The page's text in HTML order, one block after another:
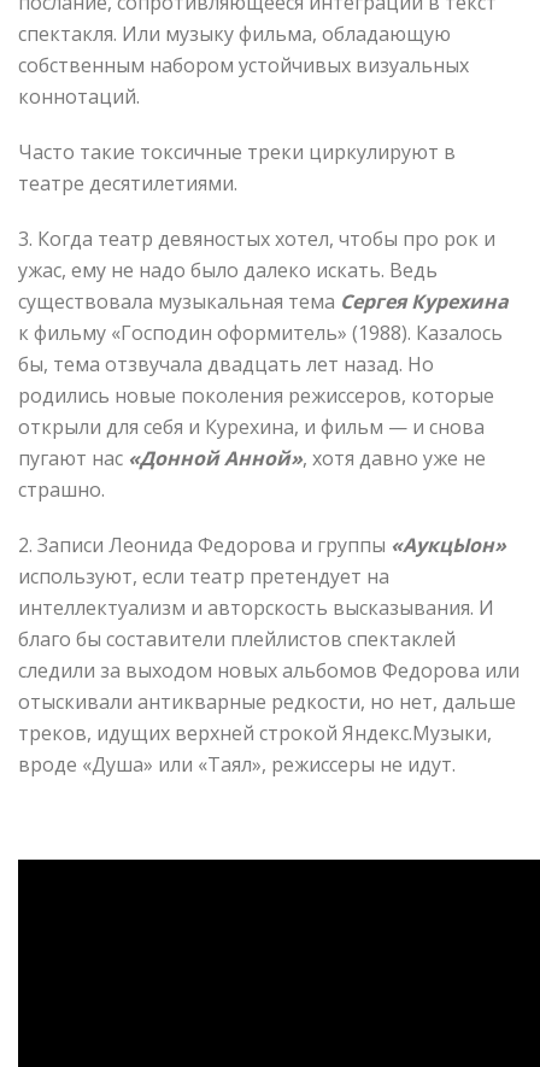
спектакля. Или музыку фильма, обладающую
собственным набором устойчивых визуальных
коннотаций.
Часто такие токсичные треки циркулируют в
театре десятилетиями.
3. Когда театр девяностых хотел, чтобы про рок и
ужас, ему не надо было далеко искать. Ведь
существовала музыкальная тема Сергея Курехина
к фильму «Господин оформитель» (1988). Казалось
бы, тема отзвучала двадцать лет назад. Но
родились новые поколения режиссеров, которые
открыли для себя и Курехина, и фильм — и снова
пугают нас «Донной Анной», хотя давно уже не
страшно.
2. Записи Леонида Федорова и группы «АукцЫон»
используют, если театр претендует на
интеллектуализм и авторскость высказывания. И
благо бы составители плейлистов спектаклей
следили за выходом новых альбомов Федорова или
отыскивали антикварные редкости, но нет, дальше
треков, идущих верхней строкой Яндекс.Музыки,
вроде «Душа» или «Таял», режиссеры не идут.